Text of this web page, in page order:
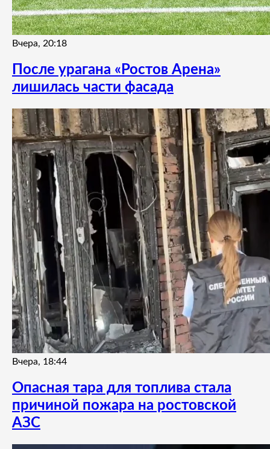
Вчера, 20:18
После урагана «Ростов Арена»
лишилась части фасада
Вчера, 18:44
Опасная тара для топлива стала
причиной пожара на ростовской
АЗС